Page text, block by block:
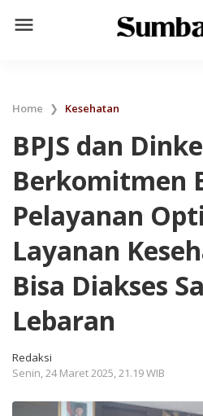
menu
Home ❯ Kesehatan
BPJS dan
Berkomitmen
Pelayanan
Layanan
Bisa Diakses
Lebaran
Redaksi
Senin, 24 Maret 2025, 21.19 WIB